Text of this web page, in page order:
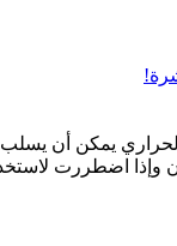
يمكن أن